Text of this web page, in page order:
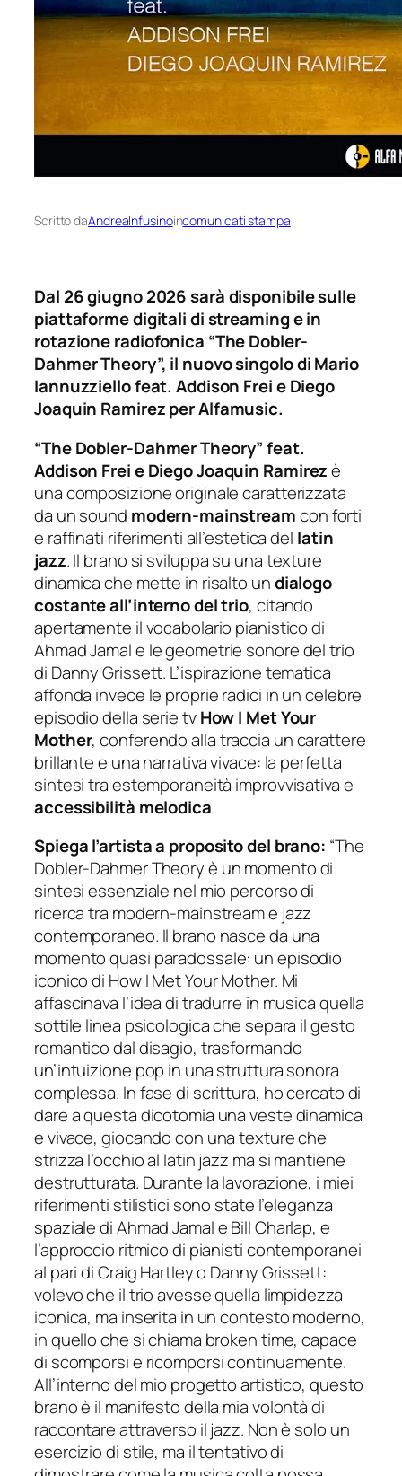
Scritto daAndreaInfusinoincomunicati stampa
Dal 26 giugno 2026 sarà disponibile sulle
piattaforme digitali di streaming e in
rotazione radiofonica “The Dobler-
Dahmer Theory”, il nuovo singolo di Mario
Iannuzziello feat. Addison Frei e Diego
Joaquin Ramirez per Alfamusic.
“The Dobler-Dahmer Theory” feat.
Addison Frei e Diego Joaquin Ramirezè
una composizione originale caratterizzata
da un sound modern-mainstreamcon forti
e raffinati riferimenti all’estetica del latin
jazz. Il brano si sviluppa su una texture
dinamica che mette in risalto undialogo
costante all’interno del trio, citando
apertamente il vocabolario pianistico di
Ahmad Jamal e le geometrie sonore del trio
di Danny Grissett. L’ispirazione tematica
affonda invece le proprie radici in un celebre
episodio della serie tvHow I Met Your
Mother, conferendo alla traccia un carattere
brillante e una narrativa vivace: la perfetta
sintesi tra estemporaneità improvvisativa e
accessibilità melodica.
Spiega l’artista a proposito del brano: “The
Dobler-Dahmer Theory è un momento di
sintesi essenziale nel mio percorso di
ricerca tra modern-mainstream e jazz
contemporaneo. Il brano nasce da una
momento quasi paradossale: un episodio
iconico di How I Met Your Mother. Mi
affascinava l’idea di tradurre in musica quella
sottile linea psicologica che separa il gesto
romantico dal disagio, trasformando
un’intuizione pop in una struttura sonora
complessa. In fase di scrittura, ho cercato di
dare a questa dicotomia una veste dinamica
e vivace, giocando con una texture che
strizza l’occhio al latin jazz ma simantiene
destrutturata. Durante la lavorazione, i miei
riferimenti stilistici sono state l’eleganza
spaziale di Ahmad Jamal e Bill Charlap, e
l’approccio ritmico di pianisti contemporanei
al pari di Craig Hartley o Danny Grissett:
volevo che il trio avesse quella limpidezza
iconica, ma inserita in un contesto moderno,
in quello che si chiama broken time, capace
di scomporsi e ricomporsi continuamente.
All’interno del mio progetto artistico, questo
brano è il manifesto della mia volontà di
raccontare attraverso il jazz. Non è solo un
esercizio di stile, ma il tentativo di